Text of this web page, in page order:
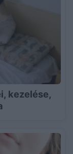
kezelése,